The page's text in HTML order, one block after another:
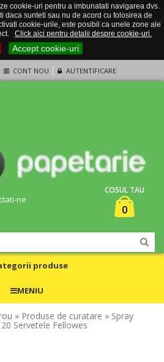
cookie-uri pentru a imbunatati navigarea dvs.
daca sunteti sau nu de acord cu folosirea de
cookie-urile, este posibil ca unele zone ale
Click aici pentru detalii despre cookie-uri.
Accept cookie-uri
CONT NOU AUTENTIFICARE
ne
COSUL TAU
0
produse
MENIU
» Produse de curatare » Spray
Servetele Fellowes